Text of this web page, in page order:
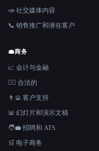
📣 社交媒体内容
📞 销售推广和潜在客户
💼商务
📈 会计与金融
👩‍⚖️ 合法的
👨‍💻 客户支持
📊 幻灯片和演示文稿
🧑‍💼 招聘和 ATS
🛒 电子商务